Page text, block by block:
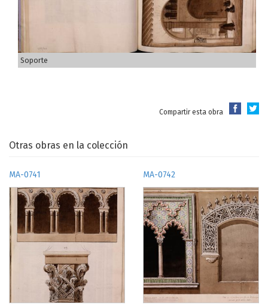
Soporte
Compartir esta obra
Otras obras en la colección
MA-0741 MA-0742